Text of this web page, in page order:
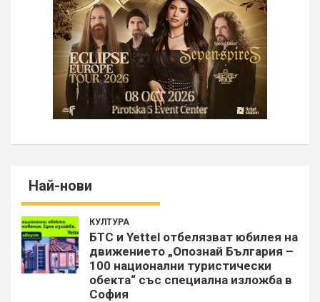
Най-нови
КУЛТУРА
БТС и Yettel отбелязват юбилея на
движението „Опознай България –
100 национални туристически
обекта“ със специална изложба в
София